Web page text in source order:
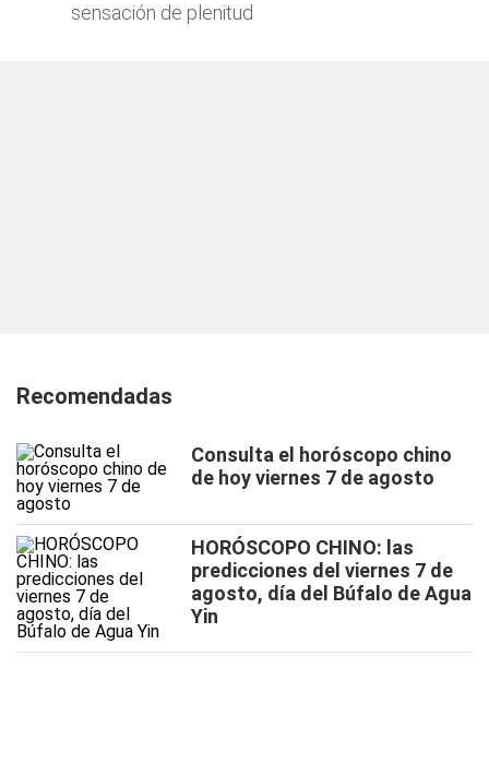
sensación de plenitud
Recomendadas
Consulta el horóscopo chino
de hoy viernes 7 de agosto
HORÓSCOPO CHINO: las
predicciones del viernes 7 de
agosto, día del Búfalo de Agua
Yin